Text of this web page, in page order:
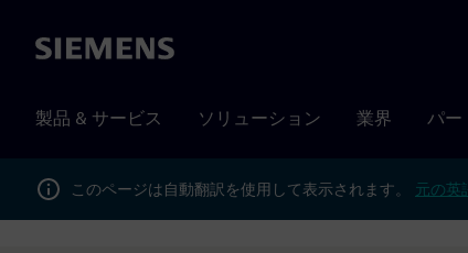
Siemens
製品 & サービス ソリューション 業界 パー
このページは自動翻訳を使用して表示されます。 元の英